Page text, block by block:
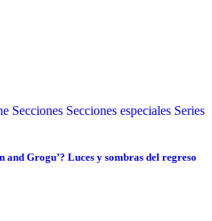
Secciones Secciones especiales Series
and Grogu’? Luces y sombras del regreso